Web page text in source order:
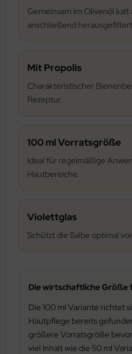
Gemeinsam im Olivenöl kalt
anschließend
Mit Propolis
Charakteristischer
Rezeptur.
100 ml Vorratsgröße
Ideal für regelmäßige
Hautbereiche.
Violettglas
Schützt die Salbe optimal
Die wirtschaftliche
Die 100 ml Variante richtet
Hautpflege bereits
größere Vorratsgröße
viel Inhalt wie die 50 ml